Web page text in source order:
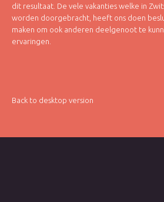
dit resultaat. De vele vakanties welke in
worden doorgebracht, heeft ons doen
maken om ook anderen deelgenoot te
ervaringen.
Back to desktop version